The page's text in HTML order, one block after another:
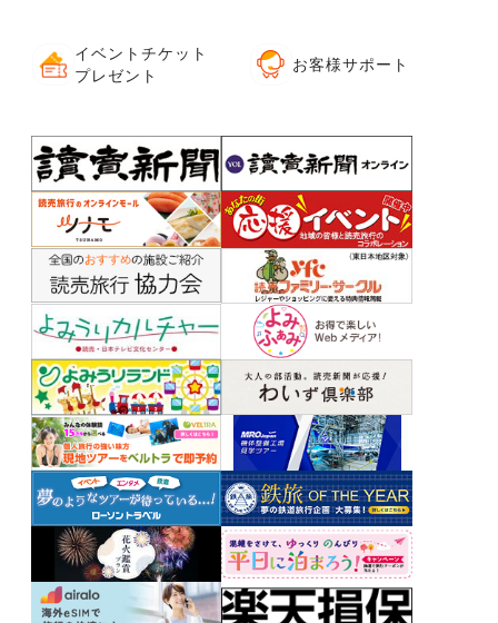
イベントチケット
プレゼント
お客様サポート